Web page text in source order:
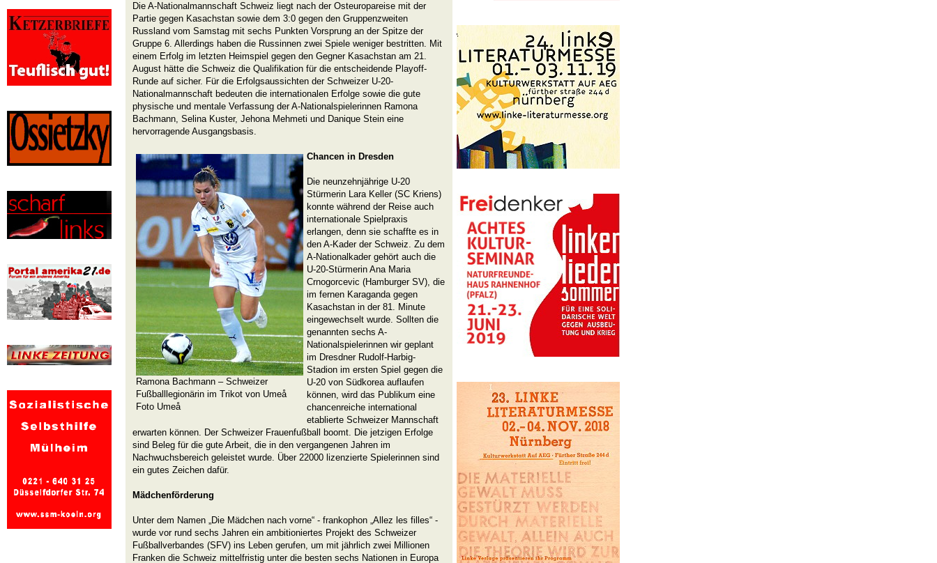
Die A-Nationalmannschaft Schweiz liegt nach der Osteuropareise mit der
Partie gegen Kasachstan sowie dem 3:0 gegen den Gruppenzweiten
Russland vom Samstag mit sechs Punkten Vorsprung an der Spitze der
Gruppe 6. Allerdings haben die Russinnen zwei Spiele weniger bestritten. Mit
einem Erfolg im letzten Heimspiel gegen den Gegner Kasachstan am 21.
August hätte die Schweiz die Qualifikation für die entscheidende Playoff-
Runde auf sicher. Für die Erfolgsaussichten der Schweizer U-20-
Nationalmannschaft bedeuten die internationalen Erfolge sowie die gute
physische und mentale Verfassung der A-Nationalspielerinnen Ramona
Bachmann, Selina Kuster, Jehona Mehmeti und Danique Stein eine
hervorragende Ausgangsbasis.
Ramona Bachmann – Schweizer
Fußballlegionärin im Trikot von Umeå
Foto Umeå
Chancen in Dresden
Die neunzehnjährige U-20
Stürmerin Lara Keller (SC Kriens)
konnte während der Reise auch
internationale Spielpraxis
erlangen, denn sie schaffte es in
den A-Kader der Schweiz. Zu dem
A-Nationalkader gehört auch die
U-20-Stürmerin Ana Maria
Crnogorcevic (Hamburger SV), die
im fernen Karaganda gegen
Kasachstan in der 81. Minute
eingewechselt wurde. Sollten die
genannten sechs A-
Nationalspielerinnen wir geplant
im Dresdner Rudolf-Harbig-
Stadion im ersten Spiel gegen die
U-20 von Südkorea auflaufen
können, wird das Publikum eine
chancenreiche international
etablierte Schweizer Mannschaft
erwarten können. Der Schweizer Frauenfußball boomt. Die jetzigen Erfolge
sind Beleg für die gute Arbeit, die in den vergangenen Jahren im
Nachwuchsbereich geleistet wurde. Über 22000 lizenzierte Spielerinnen sind
ein gutes Zeichen dafür.
Mädchenförderung
Unter dem Namen „Die Mädchen nach vorne“ - frankophon „Allez les filles“ -
wurde vor rund sechs Jahren ein ambitioniertes Projekt des Schweizer
Fußballverbandes (SFV) ins Leben gerufen, um mit jährlich zwei Millionen
Franken die Schweiz mittelfristig unter die besten sechs Nationen in Europa